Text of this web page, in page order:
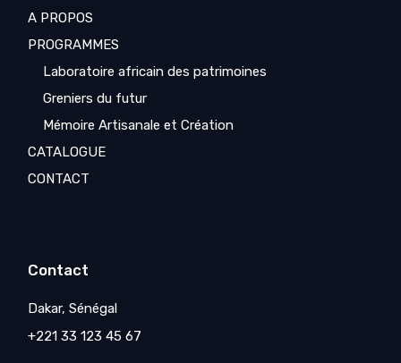
A PROPOS
PROGRAMMES
Laboratoire africain des patrimoines
Greniers du futur
Mémoire Artisanale et Création
CATALOGUE
CONTACT
Contact
Dakar, Sénégal
+221 33 123 45 67